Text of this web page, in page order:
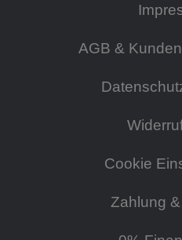
AGB &
Cookie
Zahlung